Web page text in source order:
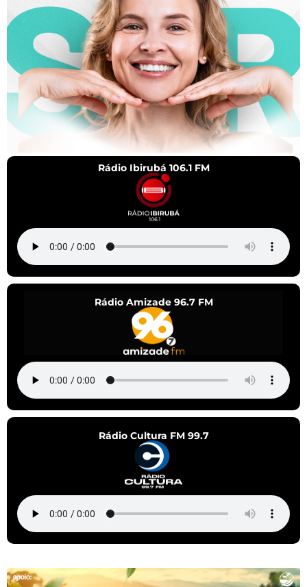
Rádio Ibirubá 106.1 FM
Rádio Amizade 96.7 FM
Rádio Cultura FM 99.7